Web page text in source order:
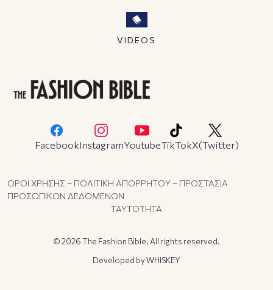
VIDEOS
FacebookInstagramYoutubeTikTokX(Twitter)
ΟΡΟΙ ΧΡΗΣΗΣ – ΠΟΛΙΤΙΚΗ ΑΠΟΡΡΗΤΟΥ – ΠΡΟΣΤΑΣΙΑ
ΠΡΟΣΩΠΙΚΩΝ ΔΕΔΟΜΕΝΩΝ
ΤΑΥΤΟΤΗΤΑ
© 2026 The Fashion Bible. All rights reserved.
Developed byWHISKEY